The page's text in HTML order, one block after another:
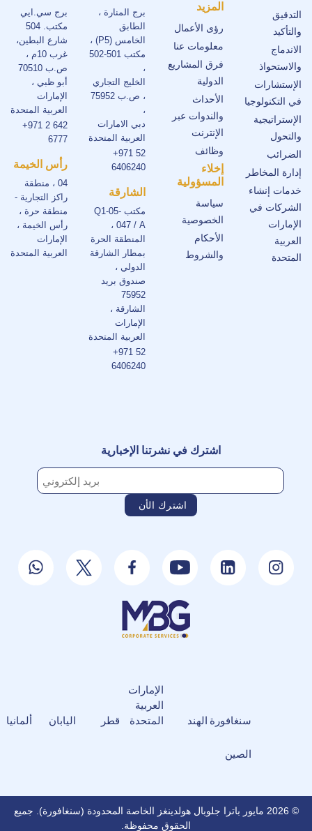
التدقيق
والتأكيد
الاندماج
والاستحواذ
الإستشارات
في التكنولوجيا
الإستراتيجية
والتحول
الضرائب
إدارة المخاطر
خدمات إنشاء
الشركات في
الإمارات
العربية
المتحدة
المزيد
رؤى الأعمال
معلومات عنا
فرق المشاريع
الدولية
الأحداث
والندوات عبر
الإنترنت
وظائف
إخلاء
المسؤولية
سياسة
الخصوصية
الأحكام
والشروط
برج المنارة ،
الطابق
الخامس (P5) ،
مكتب 501-502
،
الخليج التجاري
، ص.ب 75952
،
دبي الامارات
العربية المتحدة
+971 52
6406240
الشارقة
مكتب Q1-05-
047 / A ،
المنطقة الحرة
بمطار الشارقة
الدولي ،
صندوق بريد
75952
الشارقة ،
الإمارات
العربية المتحدة
+971 52
6406240
برج سي.ايي
مكتب. 504
شارع البطين،
غرب 10م ،
ص.ب 70510
أبو ظبي ،
الإمارات
العربية المتحدة
+971 2 642
6777
رأس الخيمة
04 ، منطقة
راكز التجارية -
منطقة حرة ،
رأس الخيمة ،
الإمارات
العربية المتحدة
اشترك في نشرتنا الإخبارية
سنغافورة الهند
الإمارات
العربية
المتحدة
قطر اليابان ألمانيا
الصين
© 2026 مايور باترا جلوبال هولدينغز الخاصة المحدودة (سنغافورة). جميع
الحقوق محفوظة.